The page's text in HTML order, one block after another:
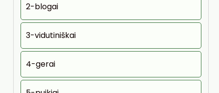
2-blogai
3-vidutiniškai
4-gerai